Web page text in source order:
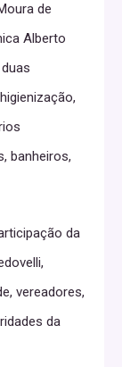
de
Alberto
banheiros,
da
vereadores,
da